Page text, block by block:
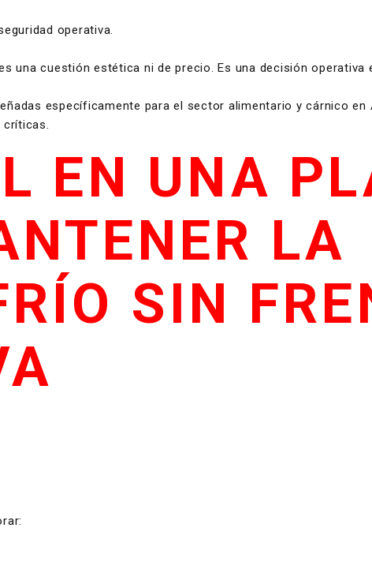
operativa.
una cuestión estética ni de precio. Es una decisión operativa
específicamente para el sector alimentario y cárnico en
críticas.
EN UNA
LA
SIN